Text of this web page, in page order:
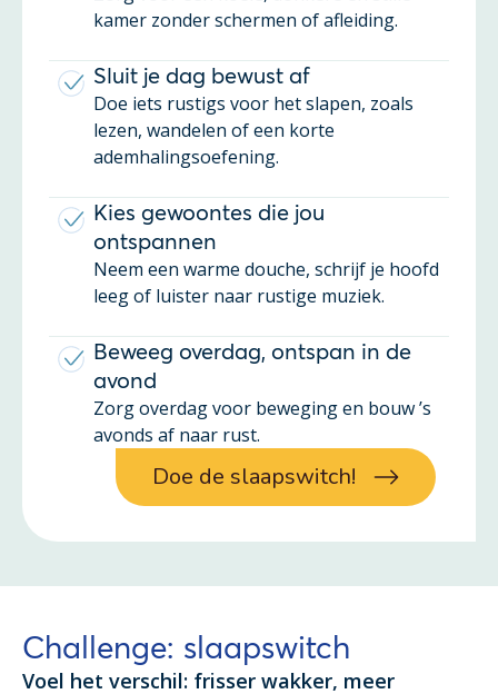
kamer zonder schermen of afleiding.
Sluit je dag bewust af
Doe iets rustigs voor het slapen, zoals
lezen, wandelen of een korte
ademhalingsoefening.
Kies gewoontes die jou
ontspannen
Neem een warme douche, schrijf je hoofd
leeg of luister naar rustige muziek.
Beweeg overdag, ontspan in de
avond
Zorg overdag voor beweging en bouw ’s
avonds af naar rust.
Doe de slaapswitch!
Challenge: slaapswitch
Voel het verschil: frisser wakker, meer